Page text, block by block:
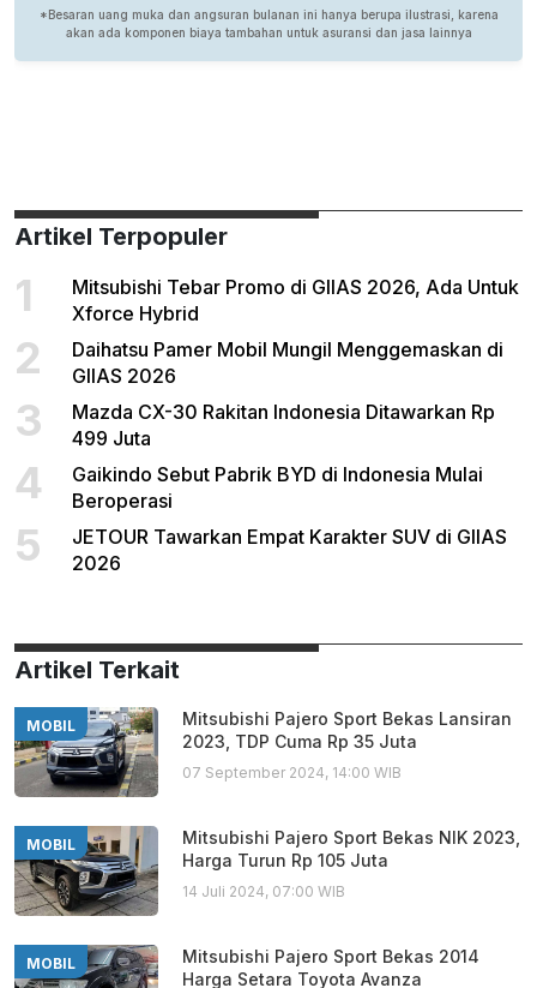
Artikel Terpopuler
1
Mitsubishi Tebar Promo di GIIAS 2026, Ada Untuk
Xforce Hybrid
2
Daihatsu Pamer Mobil Mungil Menggemaskan di
GIIAS 2026
3
Mazda CX-30 Rakitan Indonesia Ditawarkan Rp
499 Juta
4
Gaikindo Sebut Pabrik BYD di Indonesia Mulai
Beroperasi
5
JETOUR Tawarkan Empat Karakter SUV di GIIAS
2026
Artikel Terkait
MOBIL
Mitsubishi Pajero Sport Bekas Lansiran
2023, TDP Cuma Rp 35 Juta
07 September 2024, 14:00 WIB
MOBIL
Mitsubishi Pajero Sport Bekas NIK 2023,
Harga Turun Rp 105 Juta
14 Juli 2024, 07:00 WIB
MOBIL
Mitsubishi Pajero Sport Bekas 2014
Harga Setara Toyota Avanza